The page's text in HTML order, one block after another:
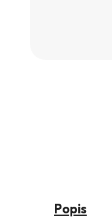
Popis